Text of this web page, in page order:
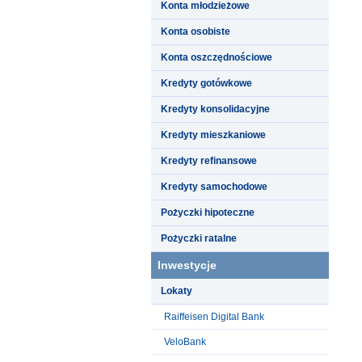
Konta młodzieżowe
Konta osobiste
Konta oszczędnościowe
Kredyty gotówkowe
Kredyty konsolidacyjne
Kredyty mieszkaniowe
Kredyty refinansowe
Kredyty samochodowe
Pożyczki hipoteczne
Pożyczki ratalne
Inwestycje
Lokaty
Raiffeisen Digital Bank
VeloBank